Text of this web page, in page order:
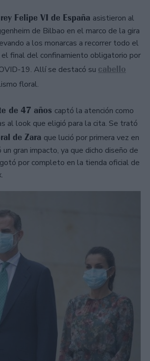
Felipe VI de España asistieron al
de Bilbao en el marco de la gira
a los monarcas a recorrer todo el
final del confinamiento obligatorio por
19. Allí se destacó su cabello
floral.
de 47 años captó la atención como
al look que eligió para la cita. Se trató
de Zara que lució por primera vez en
gran impacto, ya que dicho diseño de
por completo en la tienda oficial de